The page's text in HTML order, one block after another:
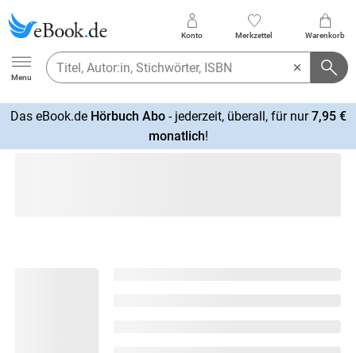
Ebook.de
Menu
Konto Merkzettel Warenkorb
Das eBook.de Hörbuch Abo- jederzeit, überall, für nur7,95 €
monatlich!